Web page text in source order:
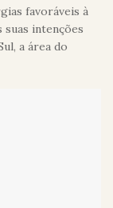
favoráveis à
suas intenções
a área do